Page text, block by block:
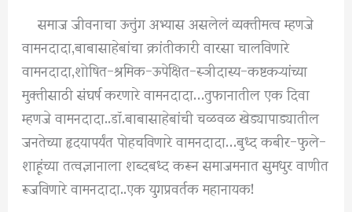
समाज जीवनाचा ऊत्तुंग अभ्यास असलेलं व्यक्तीमत्व म्हणजे
वामनदादा,बाबासाहेबांचा क्रांतीकारी वारसा चालविणारे
वामनदादा,शोषित-श्रमिक-ऊपेक्षित-स्ञीदास्य-कष्टकऱ्यांच्या
मुक्तीसाठी संघर्ष करणारे वामनदादा…तुफानातील एक दिवा
म्हणजे वामनदादा..डॉ.बाबासाहेबांची चळवळ खेड्यापाड्यातील
जनतेच्या हृदयापर्यंत पोहचविणारे वामनदादा…बुध्द कबीर-फुले-
शाहूंच्या तत्वज्ञानाला शब्दबध्द करून समाजमनात सुमधुर वाणीत
रूजविणारे वामनदादा..एक युगप्रवर्तक महानायक!